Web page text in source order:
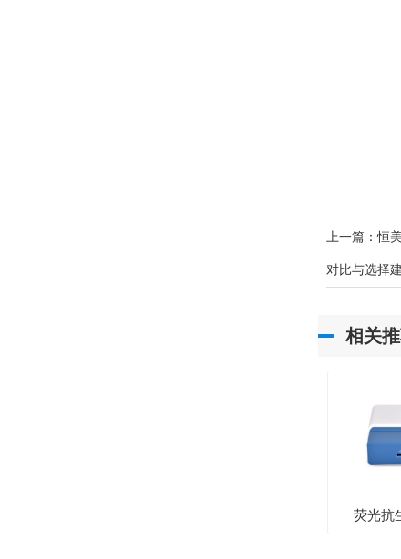
上一篇：恒
对比与选择
相关
荧光抗